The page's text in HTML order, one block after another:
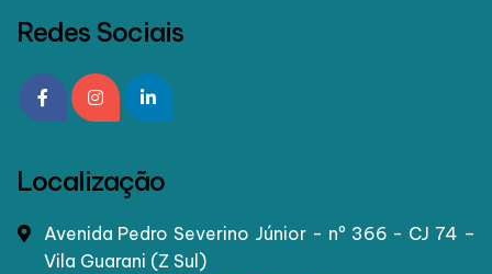
Redes Sociais
Localização
Avenida Pedro Severino Júnior - nº 366 - CJ 74 –
Vila Guarani (Z Sul)